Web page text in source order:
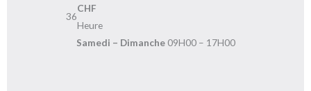
36
CHF
Heure
Samedi – Dimanche09H00 – 17H00